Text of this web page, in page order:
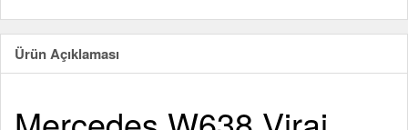
Ürün Açıklaması